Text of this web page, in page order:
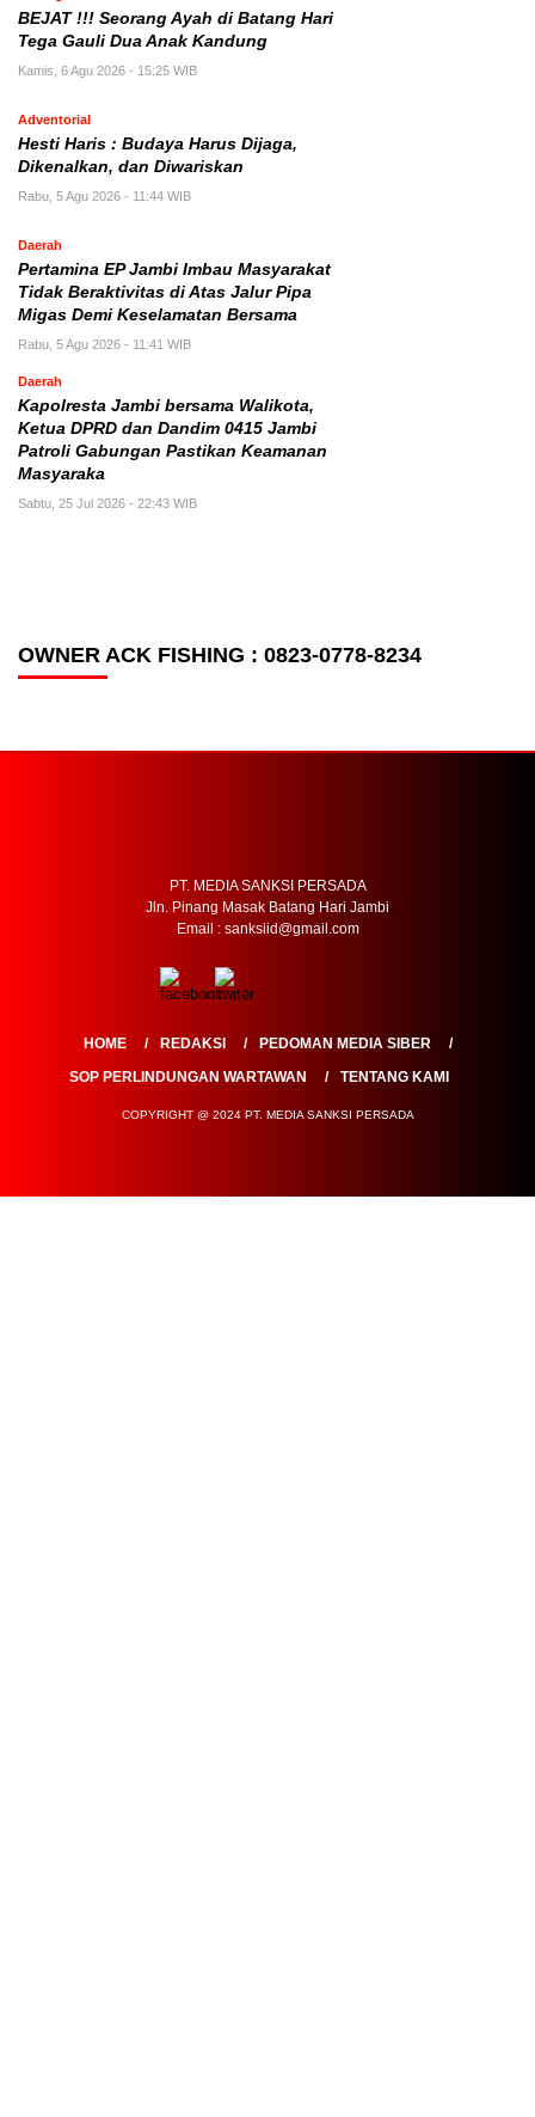
BEJAT !!! Seorang Ayah di Batang Hari
Tega Gauli Dua Anak Kandung
Kamis, 6 Agu 2026 - 15:25 WIB
Adventorial
Hesti Haris : Budaya Harus Dijaga,
Dikenalkan, dan Diwariskan
Rabu, 5 Agu 2026 - 11:44 WIB
Daerah
Pertamina EP Jambi Imbau Masyarakat
Tidak Beraktivitas di Atas Jalur Pipa
Migas Demi Keselamatan Bersama
Rabu, 5 Agu 2026 - 11:41 WIB
Daerah
Kapolresta Jambi bersama Walikota,
Ketua DPRD dan Dandim 0415 Jambi
Patroli Gabungan Pastikan Keamanan
Masyaraka
Sabtu, 25 Jul 2026 - 22:43 WIB
OWNER ACK FISHING : 0823-0778-8234
REDAKSI
COPYRIGHT @ 2024 PT. MEDIA SANKSI PERSADA